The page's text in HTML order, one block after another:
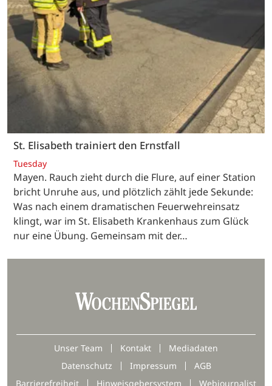
St. Elisabeth trainiert den Ernstfall
Tuesday
Mayen. Rauch zieht durch die Flure, auf einer Station
bricht Unruhe aus, und plötzlich zählt jede Sekunde:
Was nach einem dramatischen Feuerwehreinsatz
klingt, war im St. Elisabeth Krankenhaus zum Glück
nur eine Übung. Gemeinsam mit der…
Unser Team Kontakt
Mediadaten
Datenschutz
Impressum
AGB
Barrierefreiheit
Hinweisgebersystem Webjournalist